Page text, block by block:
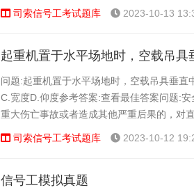
意识D.爱岗敬业，严谨务实，团结协作查看答
司索信号工考试题库 2023-10-13
问题:起重机置于水平场地时，空载吊具垂
C.宽度D.仰度参考答案:查看最佳答案问题:
重大伤亡事故或者造成其他严重后果的，对
徒刑或者拘役;情节特别恶劣的，处三年以上
司索信号工考试题库 2023-10-12
信号工模拟真题